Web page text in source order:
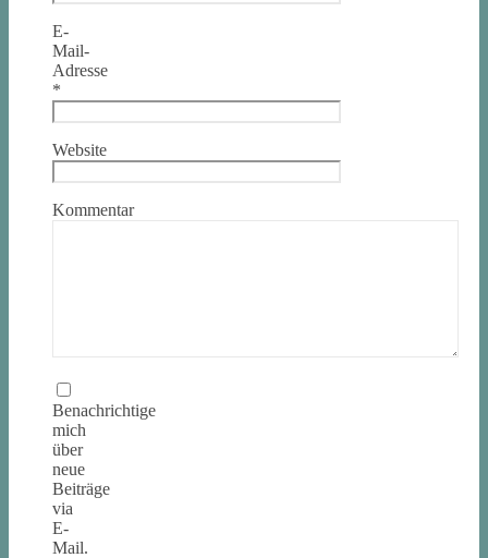
E-
Mail-
Adresse
*
Website
Kommentar
Benachrichtige
mich
über
neue
Beiträge
via
E-
Mail.